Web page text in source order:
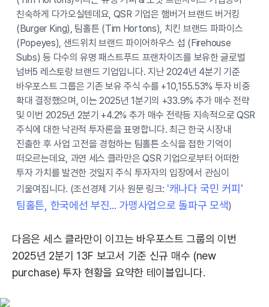
친숙하게 다가오실텐데요, QSR 기업은 햄버거 브랜드 버거킹
(Burger King), 팀홀튼 (Tim Hortons), 치킨 브랜드 파파이스
(Popeyes), 샌드위치 브랜드 파이어하우스 섭 (Firehouse
Subs) 등 다수의 유명 패스트푸드 프랜차이즈를 보유한 글로벌
넘버5 레스토랑 브랜드 기업입니다. 지난 2024년 4분기 기준
바우포스트 그룹은 기존 보유 주식 수를 +10,155.53% 투자 비중
확대 결정했으며, 이는 2025년 1분기의 +33.9% 추가 매수 전략
및 이번 2025년 2분기 +4.2% 추가 매수 전략등 지속적으로 QSR
주식에 대한 낙관적 투자론을 표명합니다. 최근 한국 시장내
진출한 후 사업 고전을 경험하는 팀홀튼 소식을 접한 기억이
떠오르는데요, 과연 세스 클라만은 QSR 기업으로부터 어떠한
투자 가치를 발견한 것일지 주식 투자자의 입장에서 관심이
기울여집니다. (조선경제 기사 원문 링크: '캐나다 국민 커피'
팀홀튼, 한국에선 부진... 가맹사업으로 돌파구 모색)
다음은 세스 클라만이 이끄는 바우포스트 그룹의 이번
2025년 2분기 13F 보고서 기준 신규 매수 (new
purchase) 투자 현황을 요약한 테이블입니다.